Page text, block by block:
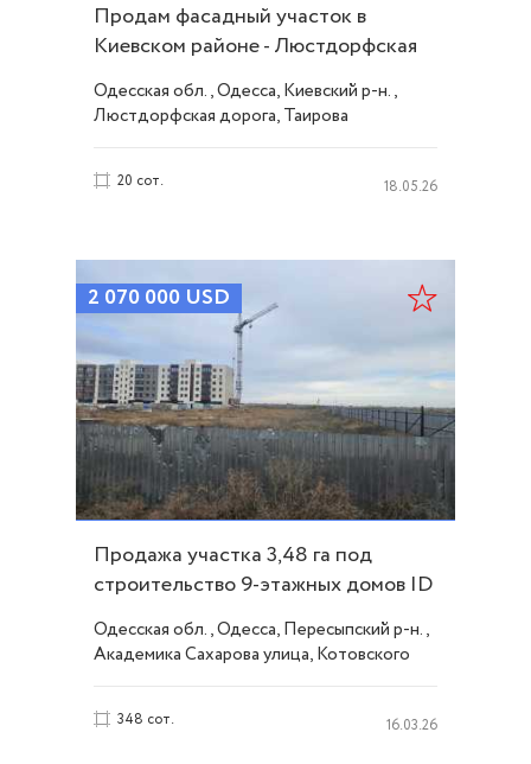
Продам фасадный участок в
Киевском районе - Люстдорфская
дорога ID 45138
Одесская обл., Одесса, Киевский р-н.,
Люстдорфская дорога, Таирова
20 сот. 18.05.26
2 070 000 USD
Продажа участка 3,48 га под
строительство 9-этажных домов ID
53516
Одесская обл., Одесса, Пересыпский р-н.,
Академика Сахарова улица, Котовского
348 сот. 16.03.26